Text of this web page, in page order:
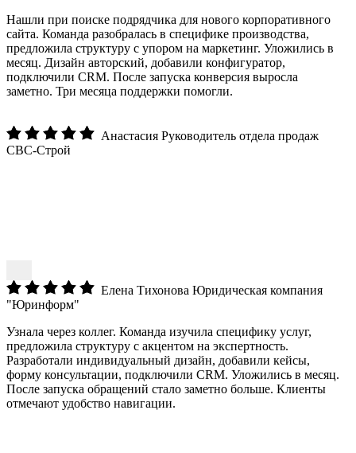
Нашли при поиске подрядчика для нового корпоративного
сайта. Команда разобралась в специфике производства,
предложила структуру с упором на маркетинг. Уложились в
месяц. Дизайн авторский, добавили конфигуратор,
подключили CRM. После запуска конверсия выросла
заметно. Три месяца поддержки помогли.
Анастасия Руководитель отдела продаж
СВС-Строй
Елена Тихонова Юридическая компания
"Юринформ"
Узнала через коллег. Команда изучила специфику услуг,
предложила структуру с акцентом на экспертность.
Разработали индивидуальный дизайн, добавили кейсы,
форму консультации, подключили CRM. Уложились в месяц.
После запуска обращений стало заметно больше. Клиенты
отмечают удобство навигации.